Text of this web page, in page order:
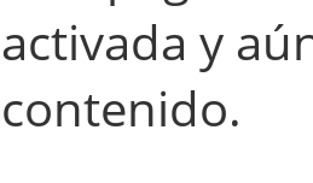
activada y
contenido.